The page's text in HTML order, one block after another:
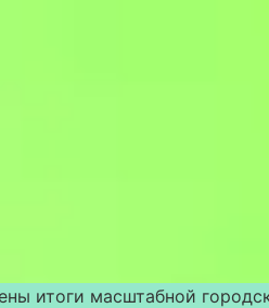
итоги масштабной